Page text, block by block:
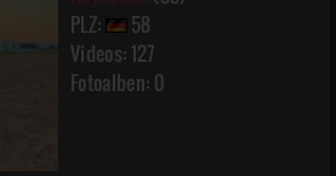
PLZ:
58
Videos: 127
Fotoalben: 0